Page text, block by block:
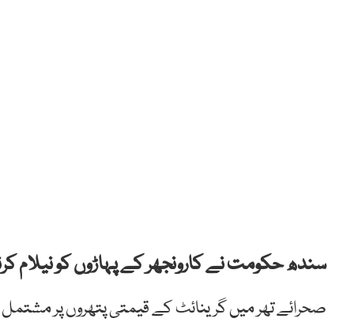
سندھ حکومت نے کارونجھر کے پہاڑوں کو نیلام